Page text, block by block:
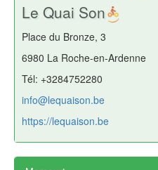
Le Quai Son
Place du Bronze, 3
6980 La Roche-en-Ardenne
Tél: +3284752280
info@lequaison.be
https://lequaison.be